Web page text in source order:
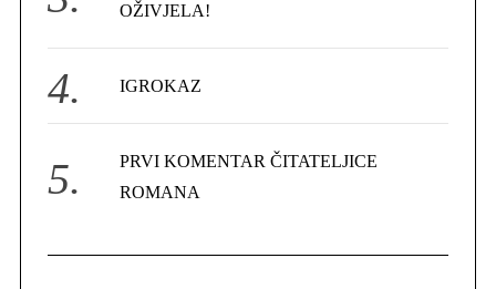
OŽIVJELA!
IGROKAZ
PRVI KOMENTAR ČITATELJICE
ROMANA